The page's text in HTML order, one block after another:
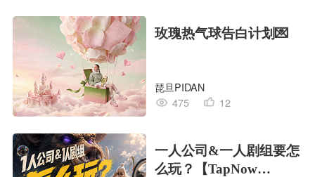
玫瑰热气球告白计划💌
琵旦PIDAN
475
12
一人公司&一人剧组要怎
么玩？【TapNow